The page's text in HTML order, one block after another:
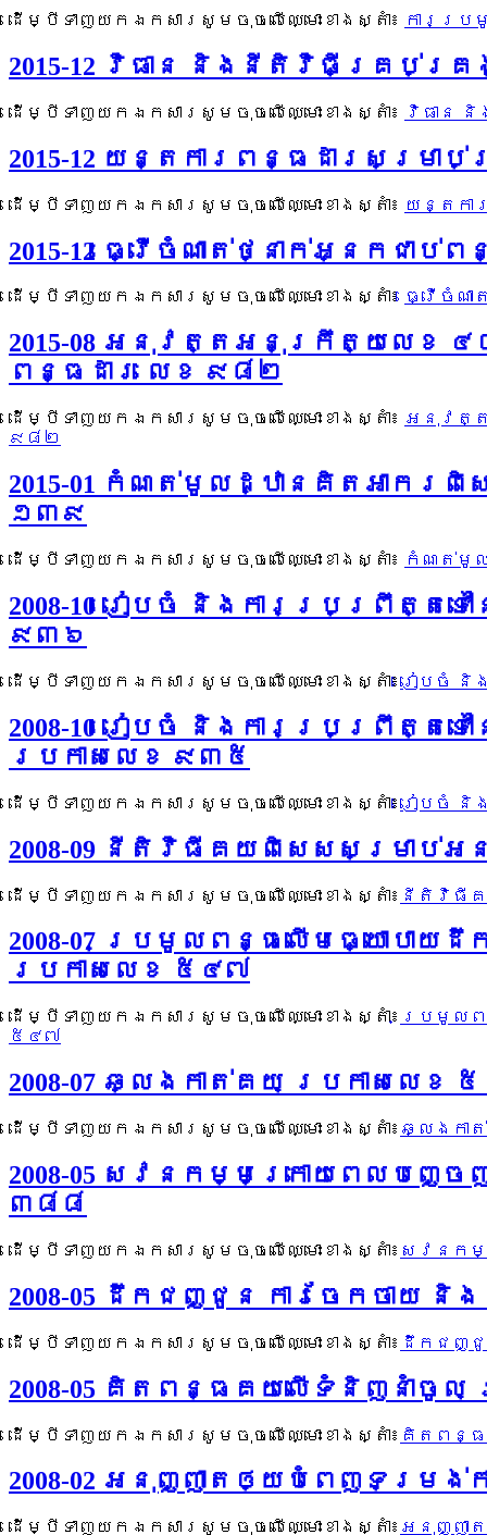
ដើម្បីទាញយកឯកសារសូមចុចលើឈ្មោះខាងស្តាំ៖ ការប្រ
2015-12 វិធាន និងនីតិវិធីគ្រប់
ដើម្បីទាញយកឯកសារសូមចុចលើឈ្មោះខាងស្តាំ៖ វិធាន
2015-12 យន្តការពន្ធដារសម្
ដើម្បីទាញយកឯកសារសូមចុចលើឈ្មោះខាងស្តាំ៖ យន្តកា
2015-12 ធ្វើចំណាត់ថ្នាក់អ្នកជ
ដើម្បីទាញយកឯកសារសូមចុចលើឈ្មោះខាងស្តាំ៖ ធ្វើចំណ
2015-08 អនុវត្តអនុក្រឹត្យលេខ
ពន្ធដារ លេខ ៩៨២
ដើម្បីទាញយកឯកសារសូមចុចលើឈ្មោះខាងស្តាំ៖ អនុវត្ត
៩៨២
2015-01 កំណត់មូលដ្ឋានគិតអាករ
១៣៩
ដើម្បីទាញយកឯកសារសូមចុចលើឈ្មោះខាងស្តាំ៖ កំណត់មូល
2008-10 រៀបចំ និងការប្រព្រឹត្តទ
៩៣៦
ដើម្បីទាញយកឯកសារសូមចុចលើឈ្មោះខាងស្តាំ៖រៀបចំ និ
2008-10 រៀបចំ និងការប្រព្រឹត្ត
ប្រកាសលេខ ៩៣៥
ដើម្បីទាញយកឯកសារសូមចុចលើឈ្មោះខាងស្តាំ៖រៀបចំ និ
2008-09 នីតិវិធីគយពិសេសសម្រា
ដើម្បីទាញយកឯកសារសូមចុចលើឈ្មោះខាងស្តាំ៖ នីតិវិធីគ
2008-07 ប្រមូលពន្ធលើមធ្យោបា
ប្រកាសលេខ ៥៤៧
ដើម្បីទាញយកឯកសារសូមចុចលើឈ្មោះខាងស្តាំ៖ ប្រមូលព
៥៤៧
2008-07 ឆ្លងកាត់គយ ប្រកាសលេខ
ដើម្បីទាញយកឯកសារសូមចុចលើឈ្មោះខាងស្តាំ៖ ឆ្លងកា
2008-05 សវនកម្មក្រោយពេលបញ្
៣៨៨
ដើម្បីទាញយកឯកសារសូមចុចលើឈ្មោះខាងស្តាំ៖ សវនកម្
2008-05 ដឹកជញ្ជូន ការចែកចាយ
ដើម្បីទាញយកឯកសារសូមចុចលើឈ្មោះខាងស្តាំ៖ ដឹកជញ្ជូ
2008-05 គិតពន្ធគយលើទំនិញនាំចូល
ដើម្បីទាញយកឯកសារសូមចុចលើឈ្មោះខាងស្តាំ៖ គិតពន្ធ
2008-02 អនុញ្ញាតឲ្យបំពេញទម្រង់
ដើម្បីទាញយកឯកសារសូមចុចលើឈ្មោះខាងស្តាំ៖ អនុញ្ញា